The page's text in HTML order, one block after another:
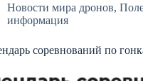
Новости мира дронов,
информация
соревнований по